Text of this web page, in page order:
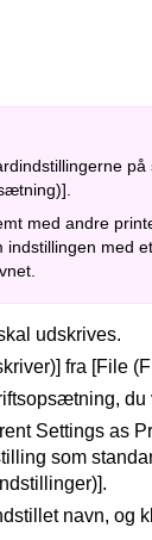
med andre
indstillingen med
udskrives.
fra [File
du
Settings as
som
navn, og